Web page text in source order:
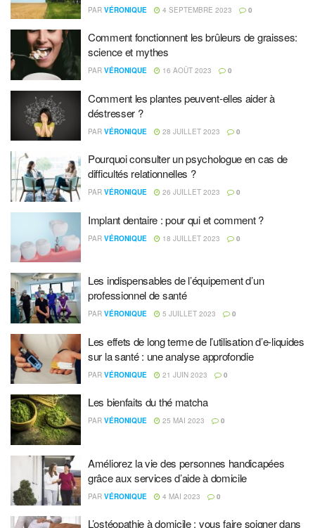
PAR VÉRONIQUE 4 SEPTEMBRE 2023 0
Comment fonctionnent les brûleurs de graisses:
science et mythes
PAR VÉRONIQUE 16 AOÛT 2023 0
Comment les plantes peuvent-elles aider à
déstresser ?
PAR VÉRONIQUE 28 JUILLET 2023 0
Pourquoi consulter un psychologue en cas de
difficultés relationnelles ?
PAR VÉRONIQUE 26 JUILLET 2023 0
Implant dentaire : pour qui et comment ?
PAR VÉRONIQUE 18 JUILLET 2023 0
Les indispensables de l’équipement d’un
professionnel de santé
PAR VÉRONIQUE 5 JUILLET 2023 0
Les effets de long terme de l’utilisation d’e-liquides
sur la santé : une analyse approfondie
PAR VÉRONIQUE 21 JUIN 2023 0
Les bienfaits du thé matcha
PAR VÉRONIQUE 25 MAI 2023 0
Améliorez la vie des personnes handicapées
grâce aux services d’aide à domicile
PAR VÉRONIQUE 4 MAI 2023 0
L’ostéopathie à domicile : vous faire soigner dans